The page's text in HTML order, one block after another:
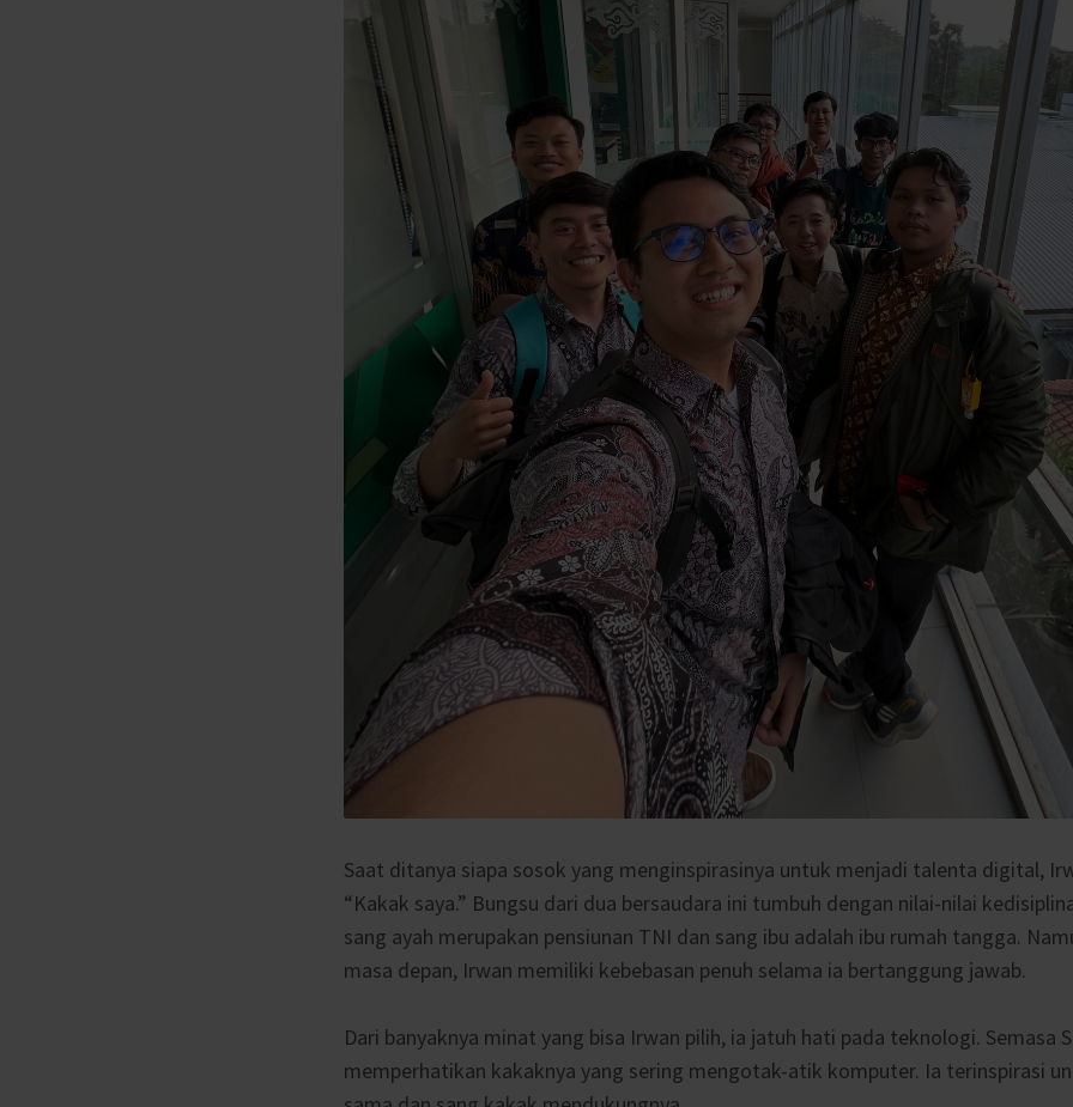
Saat ditanya siapa sosok yang menginspirasinya untuk menjadi talenta digital,
“Kakak saya.” Bungsu dari dua bersaudara ini tumbuh dengan nilai-nilai
sang ayah merupakan pensiunan TNI dan sang ibu adalah ibu rumah tangga.
masa depan, Irwan memiliki kebebasan penuh selama ia bertanggung jawab.
Dari banyaknya minat yang bisa Irwan pilih, ia jatuh hati pada teknologi. Semasa
memperhatikan kakaknya yang sering mengotak-atik komputer. Ia terinspirasi